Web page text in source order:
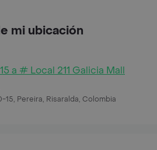
mi ubicación
a # Local 211 Galicia Mall
15, Pereira, Risaralda, Colombia